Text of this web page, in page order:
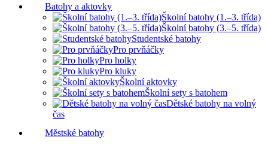
Batohy a aktovky
Školní batohy (1.–3. třída)
Školní batohy (3.–5. třída)
Studentské batohy
Pro prvňáčky
Pro holky
Pro kluky
Školní aktovky
Školní sety s batohem
Dětské batohy na volný
čas
Městské batohy